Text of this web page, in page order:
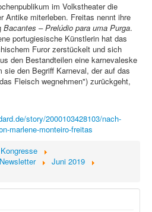
im Volkstheater die
Antike miterleben. Freitas nennt ihre
Bacantes – Prelúdio para uma Purga.
portugiesische Künstlerin hat das
Furor zerstückelt und sich
den Bestandteilen eine karnevaleske
sie den Begriff Karneval, der auf das
Fleisch wegnehmen") zurückgeht,
story/2000103428103/nach-
marlene-monteiro-freitas
Kongresse
Newsletter
Juni 2019